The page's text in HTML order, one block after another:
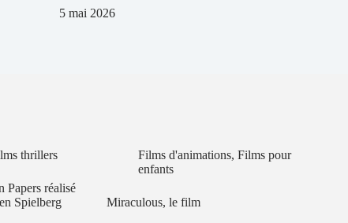
5 mai 2026
thrillers
Papers réalisé
Spielberg
Films d'animations, Films pour
enfants
Miraculous, le film